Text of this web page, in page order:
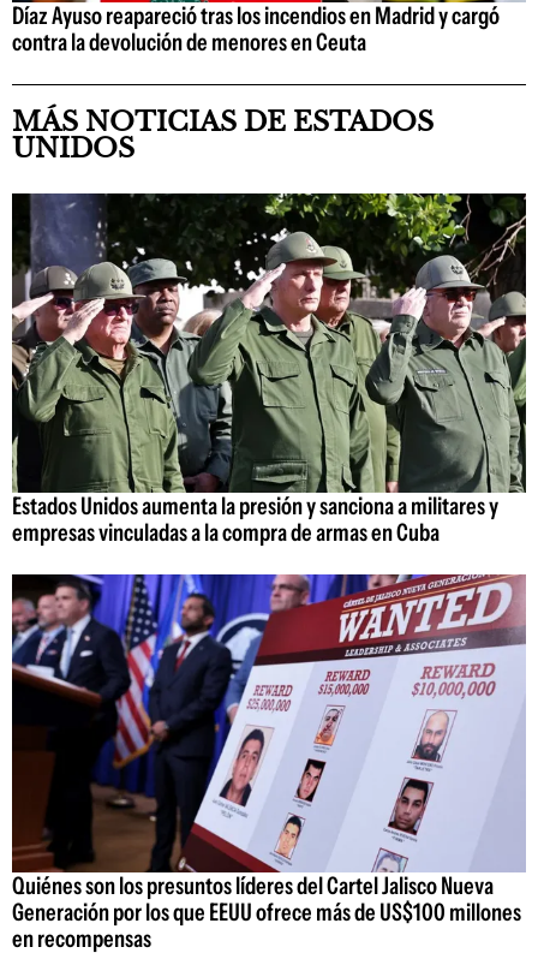
Díaz Ayuso reapareció tras los incendios en Madrid y cargó
contra la devolución de menores en Ceuta
MÁS NOTICIAS DE ESTADOS
UNIDOS
Estados Unidos aumenta la presión y sanciona a militares y
empresas vinculadas a la compra de armas en Cuba
Quiénes son los presuntos líderes del Cartel Jalisco Nueva
Generación por los que EEUU ofrece más de US$100 millones
en recompensas